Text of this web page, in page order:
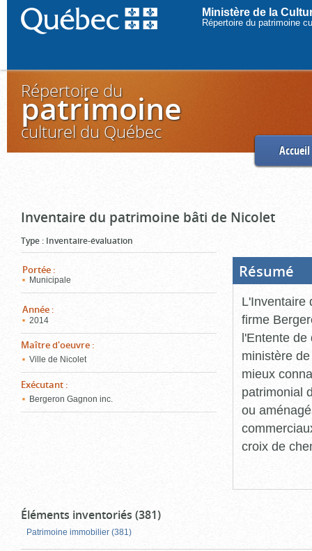
Ministère de la
Répertoire du patrimoine
Répertoire du
patrimoine
culturel du Québec
Accueil
Inventaire du patrimoine bâti de Nicolet
Type : Inventaire-évaluation
Portée :
Municipale
Année :
2014
Maître d'oeuvre :
Ville de Nicolet
Exécutant :
Bergeron Gagnon inc.
Résumé
L'Inventaire
firme
l'Entente de
ministère
mieux
patrimonial
ou
croix de
Éléments inventoriés (381)
Patrimoine immobilier (381)